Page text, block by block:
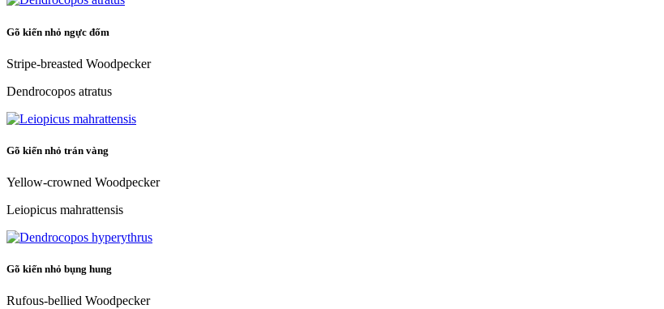
Gõ kiến nhỏ ngực đốm
Stripe-breasted Woodpecker
Dendrocopos atratus
Gõ kiến nhỏ trán vàng
Yellow-crowned Woodpecker
Leiopicus mahrattensis
Gõ kiến nhỏ bụng hung
Rufous-bellied Woodpecker